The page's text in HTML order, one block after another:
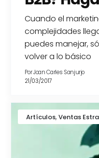
Cuando el
complejidades
puedes manejar,
volver a lo básico
PorJoan Carles Sanjurjo
21/03/2017
Artículos,Ventas